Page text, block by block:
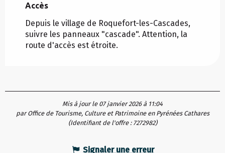
Accès
Accès
Depuis le village de Roquefort-les-Cascades,
suivre les panneaux "cascade". Attention, la
route d'accès est étroite.
Mis à jour le 07 janvier 2026 à 11:04
par Office de Tourisme, Culture et Patrimoine en Pyrénées Cathares
(Identifiant de l'offre : 7272982)
Signaler une erreur